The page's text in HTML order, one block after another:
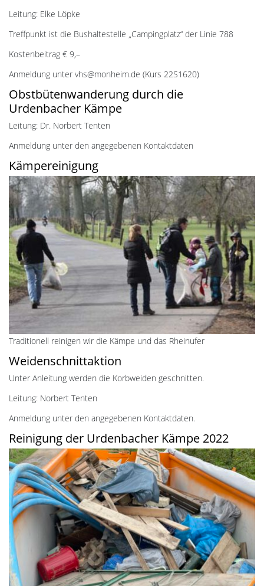
Leitung: Elke Löpke
Treffpunkt ist die Bushaltestelle „Campingplatz“ der Linie 788
Kostenbeitrag € 9,–
Anmeldung unter vhs@monheim.de (Kurs 22S1620)
Obstbütenwanderung durch die
Urdenbacher Kämpe
Leitung: Dr. Norbert Tenten
Anmeldung unter den angegebenen Kontaktdaten
Kämpereinigung
Traditionell reinigen wir die Kämpe und das Rheinufer
Weidenschnittaktion
Unter Anleitung werden die Korbweiden geschnitten.
Leitung: Norbert Tenten
Anmeldung unter den angegebenen Kontaktdaten.
Reinigung der Urdenbacher Kämpe 2022